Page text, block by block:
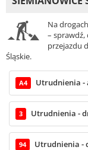
Na
–
przejazdu
Śląskie.
A4 Utrudnienia -
3 Utrudnienia -
94 Utrudnienia -